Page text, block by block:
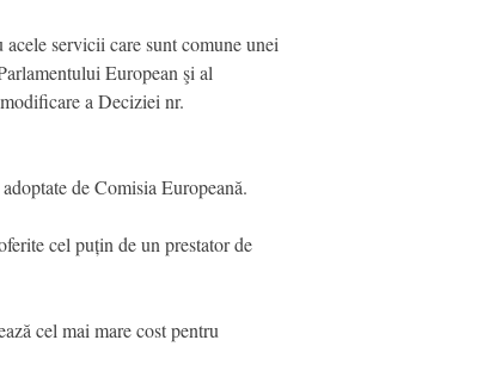
servicii care sunt comune unei
European şi al
a Deciziei nr.
de Comisia Europeană.
cel puțin de un prestator de
cel mai mare cost pentru